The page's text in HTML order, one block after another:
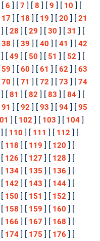
[6 ] [7 ] [8 ] [9 ] [ 10 ] [
17 ] [ 18 ] [ 19 ] [20 ] [21
] [28 ] [29 ] [30 ] [31 ] [
38 ] [39 ] [40 ] [41 ] [42
] [49 ] [50 ] [51 ] [52 ] [
59 ] [60 ] [61 ] [62 ] [63
70 ] [71 ] [72 ] [73 ] [74
] [81 ] [82 ] [83 ] [84 ] [
91 ] [92 ] [93 ] [94 ] [95
] [ 102 ] [ 103 ] [ 104 ]
] [ 110 ] [ 111 ] [ 112 ] [
118 ] [ 119 ] [ 120 ] [
126 ] [ 127 ] [ 128 ] [
134 ] [ 135 ] [ 136 ] [
142 ] [ 143 ] [ 144 ] [
150 ] [ 151 ] [ 152 ] [
158 ] [ 159 ] [ 160 ] [
166 ] [ 167 ] [ 168 ] [
174 ] [ 175 ] [ 176 ] [